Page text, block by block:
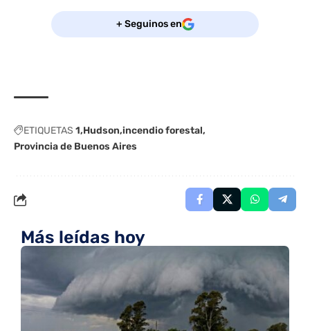
+ Seguinos en
ETIQUETAS 1 Hudson incendio forestal
Provincia de Buenos Aires
Más leídas hoy